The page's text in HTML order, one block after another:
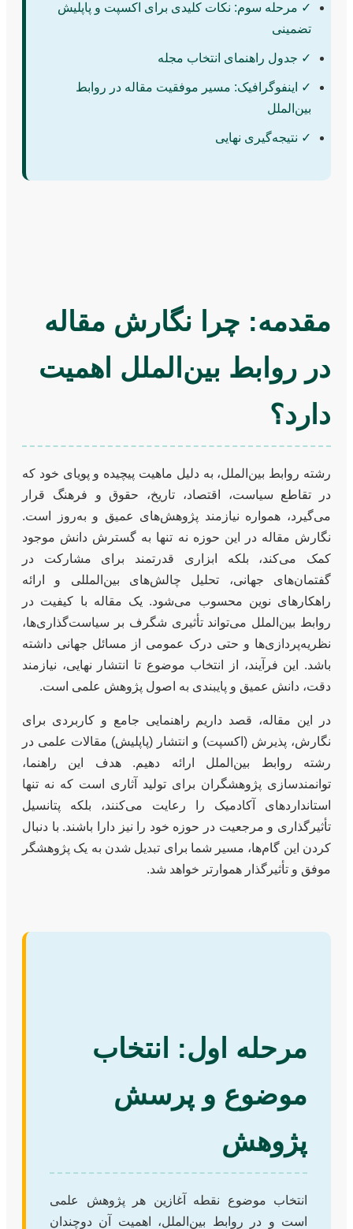
✓ مرحله سوم: نکات کلیدی برای اکسپت و پاپلیش
تضمینی
✓ جدول راهنمای انتخاب مجله
✓ اینفوگرافیک: مسیر موفقیت مقاله در روابط
بین‌الملل
✓ نتیجه‌گیری نهایی
مقدمه: چرا نگارش مقاله
در روابط بین‌الملل اهمیت
دارد؟
رشته روابط بین‌الملل، به دلیل ماهیت پیچیده و پویای خود که
در تقاطع سیاست، اقتصاد، تاریخ، حقوق و فرهنگ قرار
می‌گیرد، همواره نیازمند پژوهش‌های عمیق و به‌روز است.
نگارش مقاله در این حوزه نه تنها به گسترش دانش موجود
کمک می‌کند، بلکه ابزاری قدرتمند برای مشارکت در
گفتمان‌های جهانی، تحلیل چالش‌های بین‌المللی و ارائه
راهکارهای نوین محسوب می‌شود. یک مقاله با کیفیت در
روابط بین‌الملل می‌تواند تأثیری شگرف بر سیاست‌گذاری‌ها،
نظریه‌پردازی‌ها و حتی درک عمومی از مسائل جهانی داشته
باشد. این فرآیند، از انتخاب موضوع تا انتشار نهایی، نیازمند
دقت، دانش عمیق و پایبندی به اصول پژوهش علمی است.
در این مقاله، قصد داریم راهنمایی جامع و کاربردی برای
نگارش، پذیرش (اکسپت) و انتشار (پاپلیش) مقالات علمی در
رشته روابط بین‌الملل ارائه دهیم. هدف این راهنما،
توانمندسازی پژوهشگران برای تولید آثاری است که نه تنها
استانداردهای آکادمیک را رعایت می‌کنند، بلکه پتانسیل
تأثیرگذاری و مرجعیت در حوزه خود را نیز دارا باشند. با دنبال
کردن این گام‌ها، مسیر شما برای تبدیل شدن به یک پژوهشگر
موفق و تأثیرگذار هموارتر خواهد شد.
مرحله اول: انتخاب
موضوع و پرسش
پژوهش
انتخاب موضوع نقطه آغازین هر پژوهش علمی
است و در روابط بین‌الملل، اهمیت آن دوچندان